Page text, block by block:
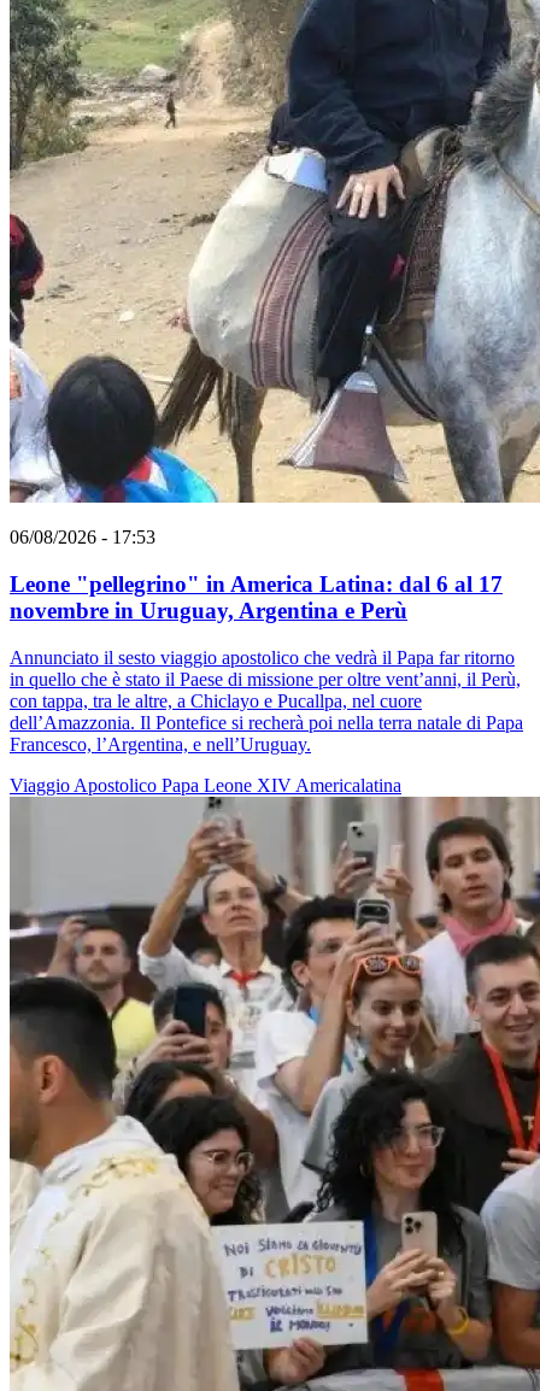
06/08/2026 - 17:53
Leone "pellegrino" in America Latina: dal 6 al 17
novembre in Uruguay, Argentina e Perù
Annunciato il sesto viaggio apostolico che vedrà il Papa far ritorno
in quello che è stato il Paese di missione per oltre vent’anni, il Perù,
con tappa, tra le altre, a Chiclayo e Pucallpa, nel cuore
dell’Amazzonia. Il Pontefice si recherà poi nella terra natale di Papa
Francesco, l’Argentina, e nell’Uruguay.
Viaggio Apostolico Papa Leone XIV Americalatina